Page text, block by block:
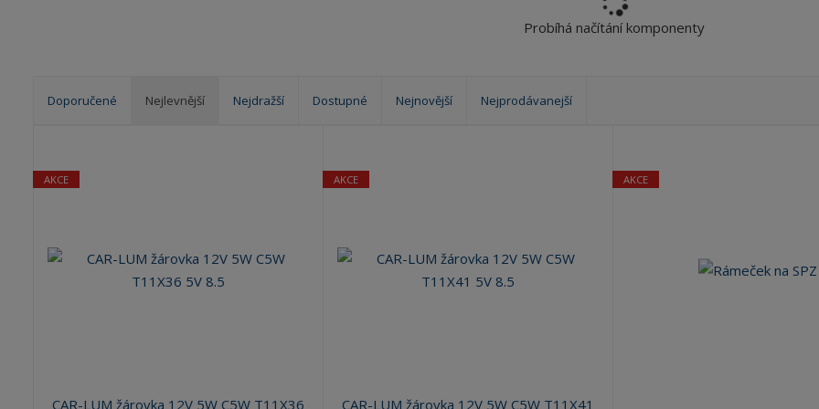
Probíhá načítání komponenty
Doporučené Nejlevnější Nejdražší Dostupné Nejnovější
Nejprodávanejší
z
e
AKCE
CAR-LUM žárovka 12V 5W C5W T11X36
AKCE
CAR-LUM žárovka 12V 5W C5W T11X41
AKCE